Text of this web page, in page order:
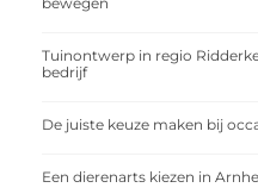
Tuinontwerp in regio
bedrijf
De juiste keuze maken bij
Een dierenarts kiezen in